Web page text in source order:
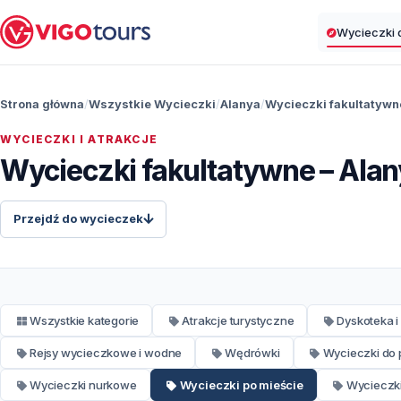
Wycieczki
Strona główna Wszystkie Wycieczki Alanya Wycieczki
WYCIECZKI I ATRAKCJE
Wycieczki fakultatywne –
Przejdź do wycieczek
Wszystkie kategorie Atrakcje turystyczne Dyskoteka
Rejsy wycieczkowe i wodne Wędrówki Wycieczki do
Wycieczki nurkowe Wycieczki po mieście